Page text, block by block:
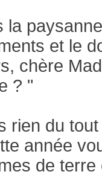
la
et le
chère
? "
rien du
année
de